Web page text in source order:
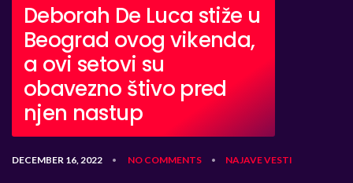
Deborah De Luca stiže u
Beograd ovog vikenda,
a ovi setovi su
obavezno štivo pred
njen nastup
DECEMBER 16, 2022 • NO COMMENTS • NAJAVEVESTI